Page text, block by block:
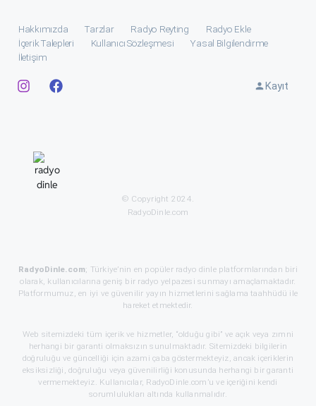
Hakkımızda Tarzlar Radyo Reyting
Radyo Ekle
İçerik Talepleri
Kullanıcı Sözleşmesi
Yasal Bilgilendirme
İletişim
Kayıt
© Copyright 2024.
RadyoDinle.com
RadyoDinle.com; Türkiye’nin en popüler radyo dinle platformlarından biri
olarak, kullanıcılarına geniş bir radyo yelpazesi sunmayı amaçlamaktadır.
Platformumuz, en iyi ve güvenilir yayın hizmetlerini sağlama taahhüdü ile
hareket etmektedir.
Web sitemizdeki tüm içerik ve hizmetler, “olduğu gibi” ve açık veya zımni
herhangi bir garanti olmaksızın sunulmaktadır. Sitemizdeki bilgilerin
doğruluğu ve güncelliği için azami çaba göstermekteyiz, ancak içeriklerin
eksiksizliği, doğruluğu veya güvenilirliği konusunda herhangi bir garanti
vermemekteyiz. Kullanıcılar, RadyoDinle.com’u ve içeriğini kendi
sorumlulukları altında kullanmalıdır.